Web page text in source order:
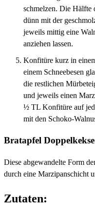
schmelzen. Die Hälfte
dünn mit der
jeweils mittig eine
anziehen lassen.
Konfitüre kurz in
einem Schneebesen
die restlichen
und jeweils einen
½ TL Konfitüre auf
mit den Schoko-
Bratapfel
Diese abgewandelte Form
durch eine Marzipanschicht
Zutaten: